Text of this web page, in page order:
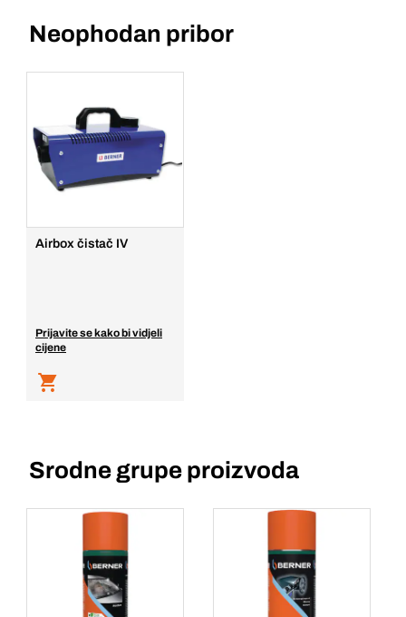
Neophodan pribor
Airbox čistač IV
Prijavite se kako bi vidjeli
cijene
Srodne grupe proizvoda